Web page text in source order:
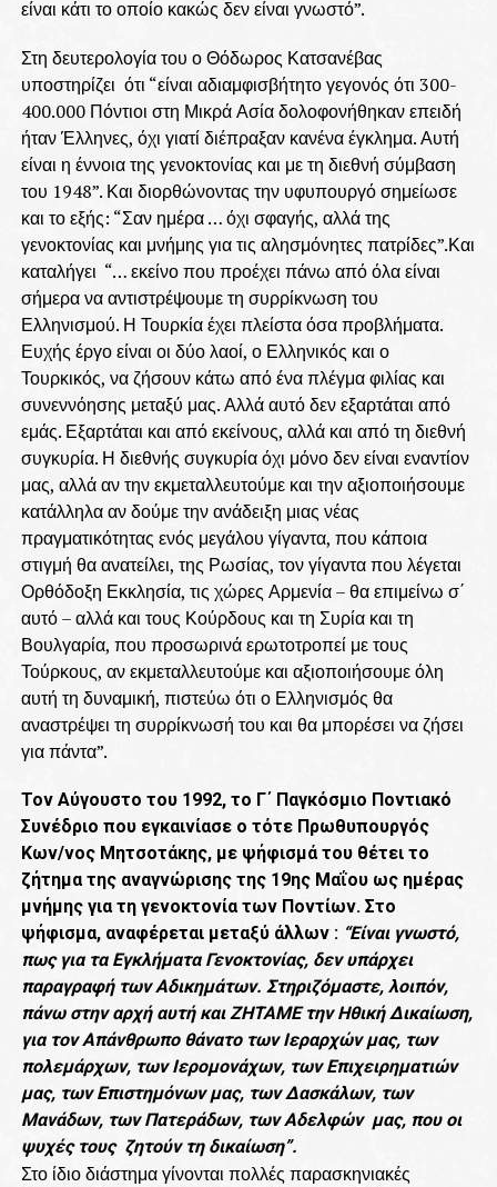
είναι κάτι το οποίο κακώς δεν είναι γνωστό”.
Στη δευτερολογία του ο Θόδωρος Κατσανέβας
υποστηρίζει ότι “είναι αδιαμφισβήτητο γεγονός ότι 300-
400.000 Πόντιοι στη Μικρά Ασία δολοφονήθηκαν επειδή
ήταν Έλληνες, όχι γιατί διέπραξαν κανένα έγκλημα. Αυτή
είναι η έννοια της γενοκτονίας και με τη διεθνή σύμβαση
του 1948”. Και διορθώνοντας την υφυπουργό σημείωσε
και το εξής: “Σαν ημέρα … όχι σφαγής, αλλά της
γενοκτονίας και μνήμης για τις αλησμόνητες πατρίδες”.Και
καταλήγει “… εκείνο που προέχει πάνω από όλα είναι
σήμερα να αντιστρέψουμε τη συρρίκνωση του
Ελληνισμού. Η Τουρκία έχει πλείστα όσα προβλήματα.
Ευχής έργο είναι οι δύο λαοί, ο Ελληνικός και ο
Τουρκικός, να ζήσουν κάτω από ένα πλέγμα φιλίας και
συνεννόησης μεταξύ μας. Αλλά αυτό δεν εξαρτάται από
εμάς. Εξαρτάται και από εκείνους, αλλά και από τη διεθνή
συγκυρία. Η διεθνής συγκυρία όχι μόνο δεν είναι εναντίον
μας, αλλά αν την εκμεταλλευτούμε και την αξιοποιήσουμε
κατάλληλα αν δούμε την ανάδειξη μιας νέας
πραγματικότητας ενός μεγάλου γίγαντα, που κάποια
στιγμή θα ανατείλει, της Ρωσίας, τον γίγαντα που λέγεται
Ορθόδοξη Εκκλησία, τις χώρες Αρμενία – θα επιμείνω σ΄
αυτό – αλλά και τους Κούρδους και τη Συρία και τη
Βουλγαρία, που προσωρινά ερωτοτροπεί με τους
Τούρκους, αν εκμεταλλευτούμε και αξιοποιήσουμε όλη
αυτή τη δυναμική, πιστεύω ότι ο Ελληνισμός θα
αναστρέψει τη συρρίκνωσή του και θα μπορέσει να ζήσει
για πάντα”.
Τον Αύγουστο του 1992, το Γ΄ Παγκόσμιο Ποντιακό
Συνέδριο που εγκαινίασε ο τότε Πρωθυπουργός
Κων/νος Μητσοτάκης, με ψήφισμά του θέτει το
ζήτημα της αναγνώρισης της 19ης Μαΐου ως ημέρας
μνήμης για τη γενοκτονία των Ποντίων. Στο
ψήφισμα, αναφέρεται μεταξύ άλλων : “Είναι γνωστό,
πως για τα Εγκλήματα Γενοκτονίας, δεν υπάρχει
παραγραφή των Αδικημάτων. Στηριζόμαστε, λοιπόν,
πάνω στην αρχή αυτή και ΖΗΤΑΜΕ την Ηθική Δικαίωση,
για τον Απάνθρωπο θάνατο των Ιεραρχών μας, των
πολεμάρχων, των Ιερομονάχων, των Επιχειρηματιών
μας, των Επιστημόνων μας, των Δασκάλων, των
Μανάδων, των Πατεράδων, των Αδελφών μας, που οι
ψυχές τους ζητούν τη δικαίωση”.
Στο ίδιο διάστημα γίνονται πολλές παρασκηνιακές